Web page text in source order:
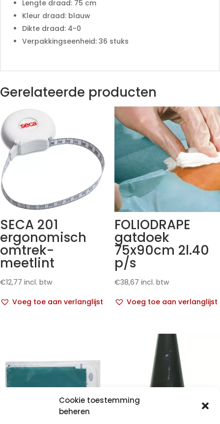
Cookie toestemming
beheren
Lengte draad: 75 cm
Kleur draad: blauw
Dikte draad: 4-0
Verpakkingseenheid: 36 stuks
Gerelateerde producten
SECA 201
ergonomisch
omtrek-
meetlint
€12,77 incl. btw
Voeg toe aan verlanglijst
FOLIODRAPE
gatdoek
75x90cm 2l.40
p/s
€38,67 incl. btw
Voeg toe aan verlanglijst